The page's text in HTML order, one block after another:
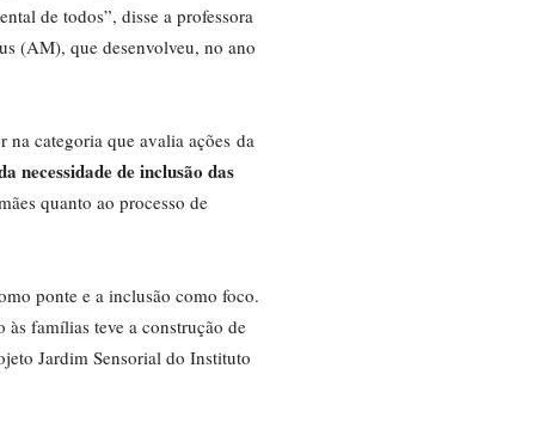
de todos”, disse a professora
(AM), que desenvolveu, no ano
na categoria que avalia ações da
de inclusão das
quanto ao processo de
ponte e a inclusão como foco.
famílias teve a construção de
Jardim Sensorial do Instituto